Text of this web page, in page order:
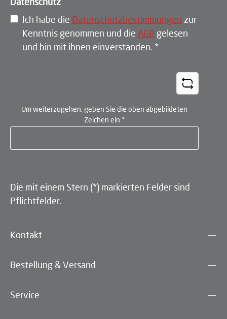
Ich habe die Datenschutzbestimmungen zur
Kenntnis genommen und die AGB gelesen
und bin mit ihnen einverstanden. *
Um weiterzugehen, geben Sie die oben abgebildeten
Zeichen ein *
Die mit einem Stern (*) markierten Felder sind
Pflichtfelder.
Kontakt
Bestellung & Versand
Service